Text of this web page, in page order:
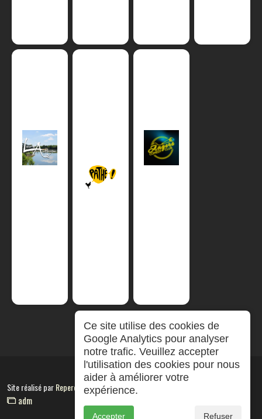
Site réalisé parRepereCom
adm
Ce site utilise des cookies de
Google Analytics pour analyser
notre trafic. Veuillez accepter
l'utilisation des cookies pour nous
aider à améliorer votre
expérience.
Accepter Refuser